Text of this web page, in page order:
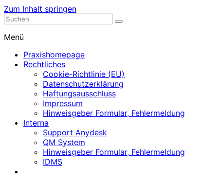
Zum Inhalt springen
Nephrologische Praxis mit Dialyse
Menü
Praxishomepage
Rechtliches
Cookie-Richtlinie (EU)
Datenschutzerklärung
Haftungsausschluss
Impressum
Hinweisgeber Formular, Fehlermeldung
Interna
Support Anydesk
QM System
Hinweisgeber Formular, Fehlermeldung
IDMS